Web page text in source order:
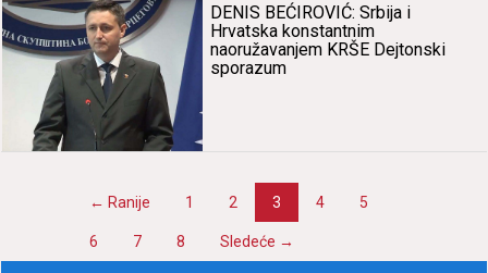
DENIS BEĆIROVIĆ: Srbijа i
Hrvаtskа konstаntnim
nаoružаvаnjem KRŠE Dejtonski
sporаzum
← Rаnije 1 2 3 4 5
6 7 8 Sledeće →